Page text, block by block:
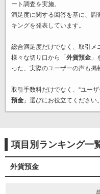
ート調査を実施。
満足度に関する回答を基に、調
キングを発表しています。
総合満足度だけでなく、取引メ
様々な切り口から「 外貨預金」
った、実際のユーザーの声も掲
取引手数料だけでなく、“ユー
預金」選びにお役立てください。
項目別ランキング一
外貨預金